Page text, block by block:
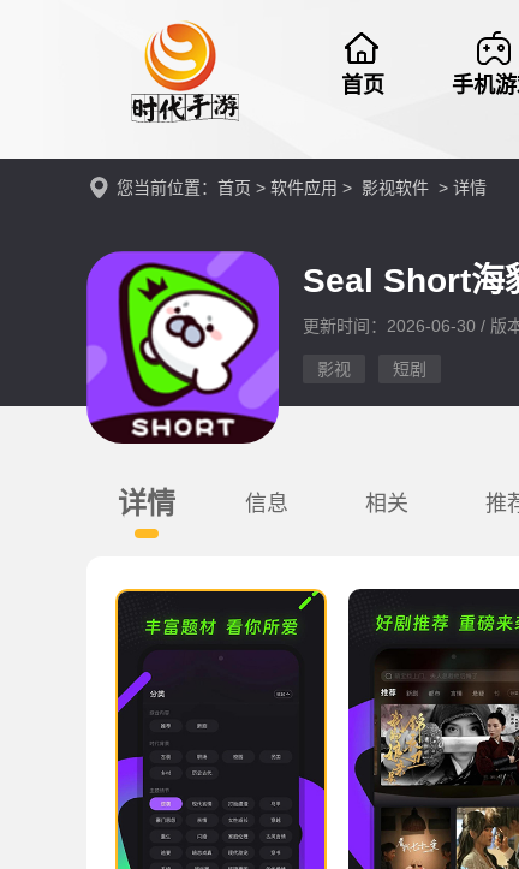
首页 手机
您当前位置： 首页 > 软件应用 > 影视软件 > 详情
Seal Short海
更新时间：2026-06-30 / 版
影视 短剧
详情 信息 相关 推